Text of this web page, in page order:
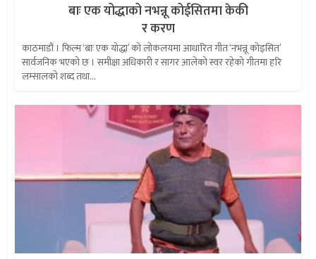
बाः एक योद्धाको नभन्नू कोईसितमा केकी
र करण
काठमाडौं । फिल्म ‘बाः एक योद्धा’ को लोकलयमा आधारित गीत ‘नभन्नू कोइसित’
सार्वजनिक भएको छ । समीक्षा अधिकारी र सागर आलेको स्वर रहेको गीतमा हरि
लम्सालको शब्द तथा...